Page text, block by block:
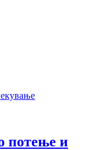
потење и